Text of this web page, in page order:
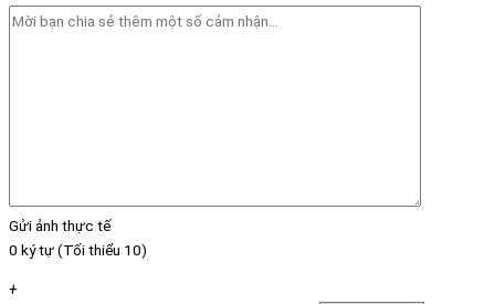
Gửi ảnh thực tế
0 ký tự (Tối thiểu 10)
+